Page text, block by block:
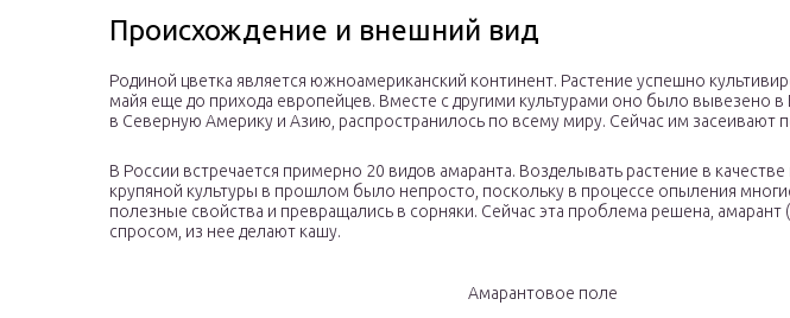
Происхождение и внешний вид
Родиной цветка является южноамериканский континент. Растение успешно
майя еще до прихода европейцев. Вместе с другими культурами оно было вывезено в
в Северную Америку и Азию, распространилось по всему миру. Сейчас им засеивают
В России встречается примерно 20 видов амаранта. Возделывать растение в
крупяной культуры в прошлом было непросто, поскольку в процессе опыления
полезные свойства и превращались в сорняки. Сейчас эта проблема решена, амарант
спросом, из нее делают кашу.
Амарантовое поле